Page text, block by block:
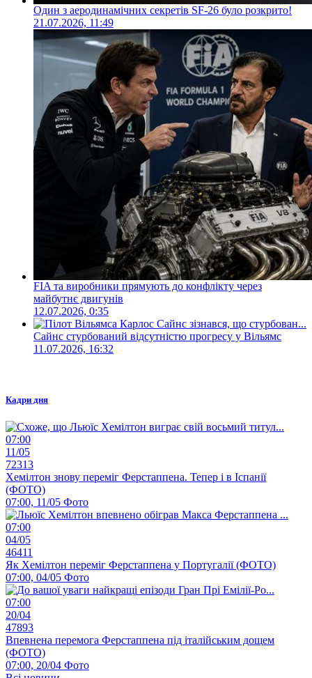
Один з аеродинамічних секретів SF-26 було розкрито!
21.07.2026, 11:49
FIA та виробники прямують до конфлікту через
майбутнє двигунів
12.07.2026, 0:35
Сайнс стурбований відсутністю прогресу у Вільямс
11.07.2026, 16:32
Кадри дня
07:00
11/05
72313
Хемілтон знову переміг Ферстаппена. Тепер і в Іспанії
(ФОТО)
07:00, 11/05 Фото
07:00
04/05
46411
Як Хемілтон переміг Ферстаппена у Португалії (ФОТО)
07:00, 04/05 Фото
07:00
20/04
47893
Впевнена перемога Ферстаппена під італійським дощем
(ФОТО)
07:00, 20/04 Фото